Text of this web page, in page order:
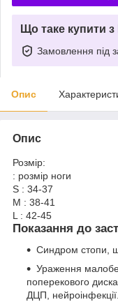
Що таке купити
Замовлення під
Опис
Опис
Розмір:
: розмір ноги
S : 34-37
M : 38-41
L : 42-45
Показання до
Синдром стопи,
Ураження
поперекового
ДЦП, нейроінфекції.